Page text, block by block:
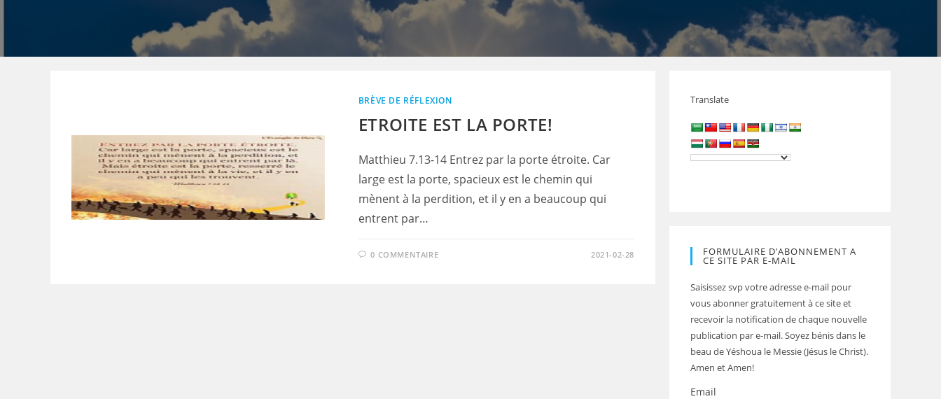
BRÈVE DE RÉFLEXION
ETROITE EST LA PORTE!
Matthieu 7.13-14 Entrez par la porte étroite. Car
large est la porte, spacieux est le chemin qui
mènent à la perdition, et il y en a beaucoup qui
entrent par…
0 COMMENTAIRE 2021-02-28
Translate
FORMULAIRE D’ABONNEMENT A
CE SITE PAR E-MAIL
Saisissez svp votre adresse e-mail pour
vous abonner gratuitement à ce site et
recevoir la notification de chaque nouvelle
publication par e-mail. Soyez bénis dans le
beau de Yéshoua le Messie (Jésus le Christ).
Amen et Amen!
Email